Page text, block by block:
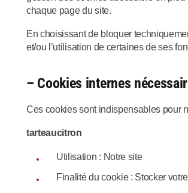
chaque page du site.
En choisissant de bloquer
et/ou l’utilisation de certaines de ses
– Cookies internes
Ces cookies sont indispensables pour
tarteaucitron
Utilisation : Notre site
Finalité du cookie : Stocker